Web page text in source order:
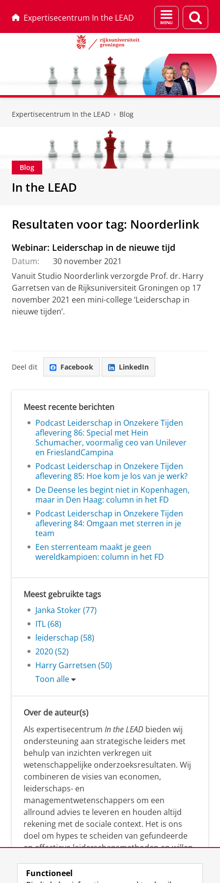
Expertisecentrum In the LEAD
Menu
en
Expertisecentrum In the LEAD Blog
Blog
In the LEAD
Resultaten voor tag: Noorderlink
Webinar: Leiderschap in de nieuwe tijd
Datum:
30 november 2021
Vanuit Studio Noorderlink verzorgde Prof. dr. Harry
Garretsen van de Rijksuniversiteit Groningen op 17
november 2021 een mini-college ‘Leiderschap in
nieuwe tijden’.
Deel dit Facebook LinkedIn
Meest recente berichten
Podcast Leiderschap in Onzekere Tijden
aflevering 86: Special met Hein
Schumacher, voormalig ceo van Unilever
en FrieslandCampina
Podcast Leiderschap in Onzekere Tijden
aflevering 85: Hoe kom je los van je werk?
De Deense les begint niet in Kopenhagen,
maar in Den Haag: column in het FD
Podcast Leiderschap in Onzekere Tijden
aflevering 84: Omgaan met sterren in je
team
Een sterrenteam maakt je geen
wereldkampioen: column in het FD
Meest gebruikte tags
Janka Stoker (77)
ITL (68)
leiderschap (58)
2020 (52)
Harry Garretsen (50)
Toon alle
Over de auteur(s)
Als expertisecentrum In the LEAD bieden wij
ondersteuning aan strategische leiders met
behulp van inzichten verkregen uit
wetenschappelijke onderzoeksresultaten. Wij
combineren de visies van economen,
leiderschaps- en
managementwetenschappers om een
allround advies te leveren en houden altijd
rekening met de sociale context. Het is ons
doel om hypes te scheiden van gefundeerde
en effectieve leiderschapsmethoden en willen
manier te reageren op economische en
Functioneel